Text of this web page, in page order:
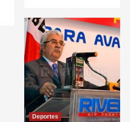
Deportes